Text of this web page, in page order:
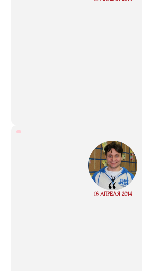
“
16 АПРЕЛЯ 2014
Read